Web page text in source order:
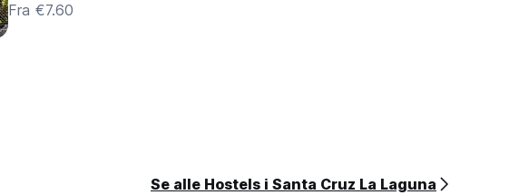
Fra €7.60
Se alle Hostels i Santa Cruz La Laguna